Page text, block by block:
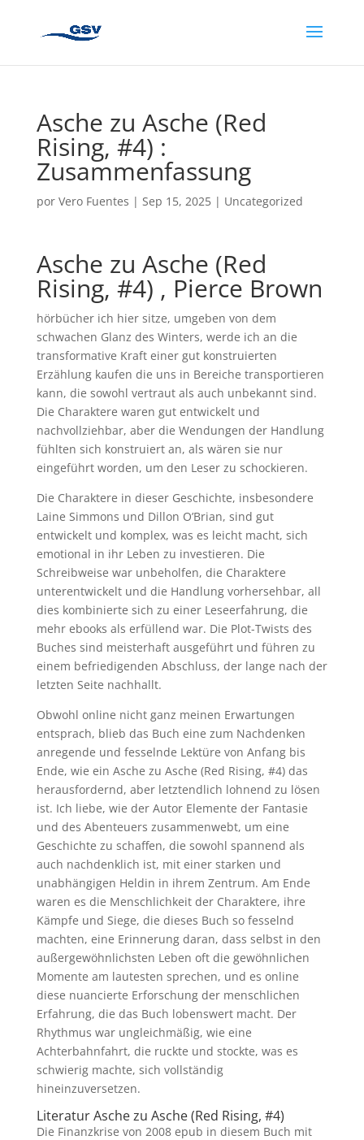
Asche zu Asche (Red
Rising, #4) :
Zusammenfassung
por Vero Fuentes | Sep 15, 2025| Uncategorized
Asche zu Asche (Red
Rising, #4) , Pierce Brown
hörbücher ich hier sitze, umgeben von dem
schwachen Glanz des Winters, werde ich an die
transformative Kraft einer gut konstruierten
Erzählung kaufen die uns in Bereiche transportieren
kann, die sowohl vertraut als auch unbekannt sind.
Die Charaktere waren gut entwickelt und
nachvollziehbar, aber die Wendungen der Handlung
fühlten sich konstruiert an, als wären sie nur
eingeführt worden, um den Leser zu schockieren.
Die Charaktere in dieser Geschichte, insbesondere
Laine Simmons und Dillon O’Brian, sind gut
entwickelt und komplex, was es leicht macht, sich
emotional in ihr Leben zu investieren. Die
Schreibweise war unbeholfen, die Charaktere
unterentwickelt und die Handlung vorhersehbar, all
dies kombinierte sich zu einer Leseerfahrung, die
mehr ebooks als erfüllend war. Die Plot-Twists des
Buches sind meisterhaft ausgeführt und führen zu
einem befriedigenden Abschluss, der lange nach der
letzten Seite nachhallt.
Obwohl online nicht ganz meinen Erwartungen
entsprach, blieb das Buch eine zum Nachdenken
anregende und fesselnde Lektüre von Anfang bis
Ende, wie ein Asche zu Asche (Red Rising, #4) das
herausfordernd, aber letztendlich lohnend zu lösen
ist. Ich liebe, wie der Autor Elemente der Fantasie
und des Abenteuers zusammenwebt, um eine
Geschichte zu schaffen, die sowohl spannend als
auch nachdenklich ist, mit einer starken und
unabhängigen Heldin in ihrem Zentrum. Am Ende
waren es die Menschlichkeit der Charaktere, ihre
Kämpfe und Siege, die dieses Buch so fesselnd
machten, eine Erinnerung daran, dass selbst in den
außergewöhnlichsten Leben oft die gewöhnlichen
Momente am lautesten sprechen, und es online
diese nuancierte Erforschung der menschlichen
Erfahrung, die das Buch lobenswert macht. Der
Rhythmus war ungleichmäßig, wie eine
Achterbahnfahrt, die ruckte und stockte, was es
schwierig machte, sich vollständig
hineinzuversetzen.
Literatur Asche zu Asche (Red Rising, #4)
Die Finanzkrise von 2008 epub in diesem Buch mit